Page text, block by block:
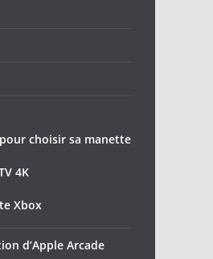
choisir sa manette
4K
Xbox
d’Apple Arcade